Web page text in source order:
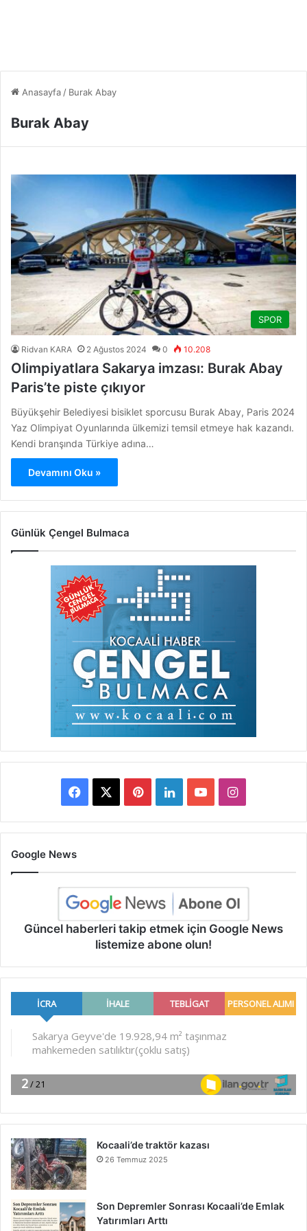
Anasayfa / Burak Abay
Burak Abay
SPOR
Ridvan KARA 2 Ağustos 2024 0 10.208
Olimpiyatlara Sakarya imzası: Burak Abay
Paris’te piste çıkıyor
Büyükşehir Belediyesi bisiklet sporcusu Burak Abay, Paris 2024
Yaz Olimpiyat Oyunlarında ülkemizi temsil etmeye hak kazandı.
Kendi branşında Türkiye adına…
Devamını Oku »
Günlük Çengel Bulmaca
Facebook PinterestLinkedInYouTubeInstagram
Google News
Güncel haberleri takip etmek için Google News
listemize abone olun!
Kocaali’de traktör kazası
26 Temmuz 2025
Son Depremler Sonrası Kocaali’de Emlak
Yatırımları Arttı